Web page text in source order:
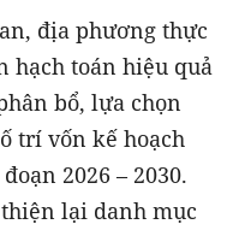
địa phương thực
hạch toán hiệu quả
bổ, lựa chọn
trí vốn kế hoạch
2026 – 2030.
lại danh mục